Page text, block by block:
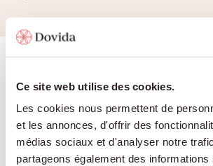
Ce site web utilise des cookies.
Les cookies nous permettent de
et les annonces, d'offrir des
médias sociaux et d'analyser notre
partageons également des
accompagnement 24h/24
Montant du service CHF 8’052
Déduction assurance
CHF 375